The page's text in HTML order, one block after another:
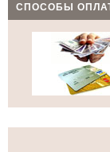
СПОСОБЫ